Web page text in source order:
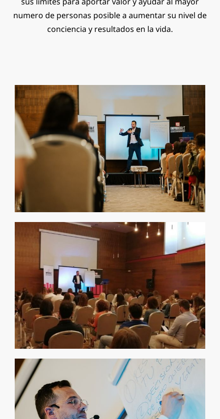
numero de personas posible a aumentar su nivel de
conciencia y resultados en la vida.